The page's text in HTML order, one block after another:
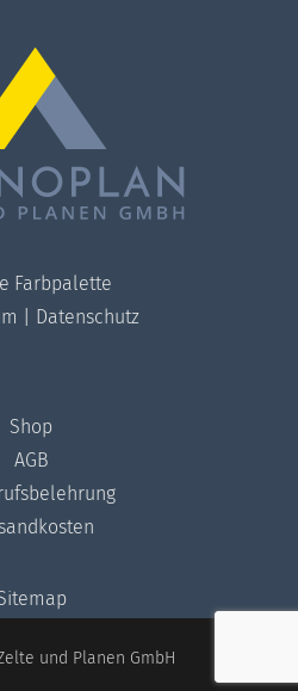
Farbpalette
Datenschutz
Shop
AGB
und Planen GmbH